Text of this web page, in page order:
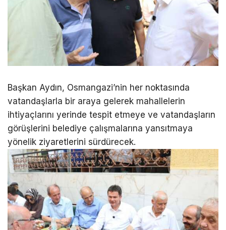
Başkan Aydın, Osmangazi’nin her noktasında
vatandaşlarla bir araya gelerek mahallelerin
ihtiyaçlarını yerinde tespit etmeye ve vatandaşların
görüşlerini belediye çalışmalarına yansıtmaya
yönelik ziyaretlerini sürdürecek.